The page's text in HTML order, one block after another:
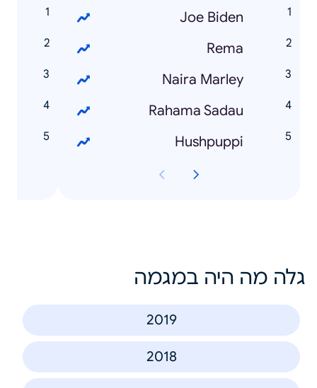
Joe Biden
Rema
Naira Marley
Rahama Sadau
Hushpuppi
גלה מה היה במגמה
2019
2018